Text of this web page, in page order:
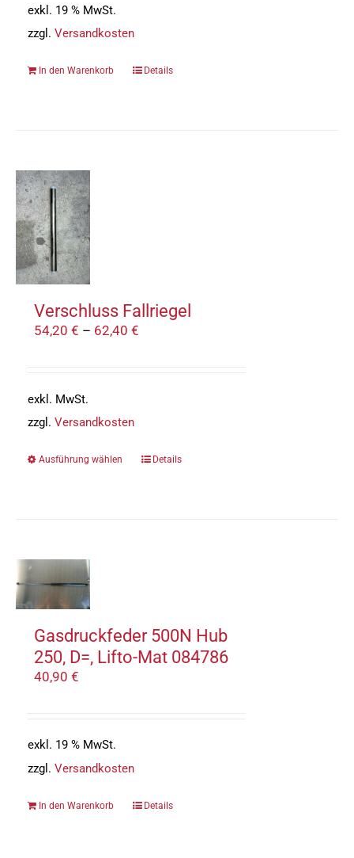
exkl. 19 % MwSt.
zzgl. Versandkosten
In den Warenkorb Details
Verschluss Fallriegel
54,20 € – 62,40 €
exkl. MwSt.
zzgl. Versandkosten
Ausführung wählen Details
Gasdruckfeder 500N Hub
250, D=, Lifto-Mat 084786
40,90 €
exkl. 19 % MwSt.
zzgl. Versandkosten
In den Warenkorb Details